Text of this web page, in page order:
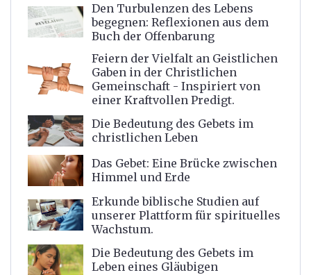
Den Turbulenzen des Lebens
begegnen: Reflexionen aus dem
Buch der Offenbarung
Feiern der Vielfalt an Geistlichen
Gaben in der Christlichen
Gemeinschaft - Inspiriert von
einer Kraftvollen Predigt.
Die Bedeutung des Gebets im
christlichen Leben
Das Gebet: Eine Brücke zwischen
Himmel und Erde
Erkunde biblische Studien auf
unserer Plattform für spirituelles
Wachstum.
Die Bedeutung des Gebets im
Leben eines Gläubigen